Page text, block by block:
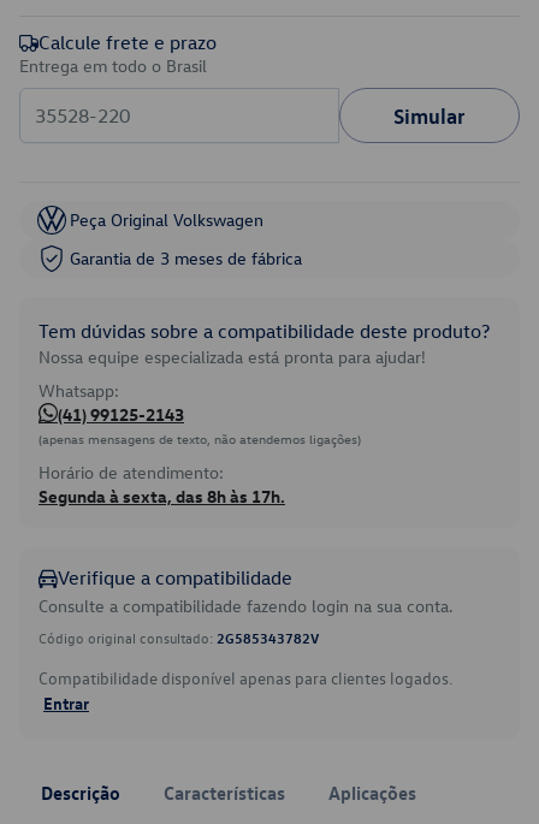
Calcule frete e prazo
Entrega em todo o Brasil
Simular
Peça Original Volkswagen
Garantia de 3 meses de fábrica
Tem dúvidas sobre a compatibilidade deste produto?
Nossa equipe especializada está pronta para ajudar!
Whatsapp:
(41) 99125-2143
(apenas mensagens de texto, não atendemos ligações)
Horário de atendimento:
Segunda à sexta, das 8h às 17h.
Verifique a compatibilidade
Consulte a compatibilidade fazendo login na sua conta.
Código original consultado: 2G585343782V
Compatibilidade disponível apenas para clientes logados.
Entrar
Descrição Características Aplicações